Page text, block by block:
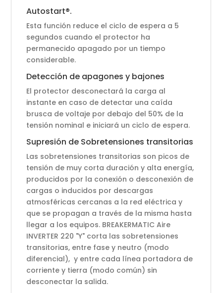
Autostart®.
Esta función reduce el ciclo de espera a 5
segundos cuando el protector ha
permanecido apagado por un tiempo
considerable.
Detección de apagones y bajones
El protector desconectará la carga al
instante en caso de detectar una caída
brusca de voltaje por debajo del 50% de la
tensión nominal e iniciará un ciclo de espera.
Supresión de Sobretensiones transitorias
Las sobretensiones transitorias son picos de
tensión de muy corta duración y alta energía,
producidos por la conexión o desconexión de
cargas o inducidos por descargas
atmosféricas cercanas a la red eléctrica y
que se propagan a través de la misma hasta
llegar a los equipos. BREAKERMATIC Aire
INVERTER 220 "Y" corta las sobretensiones
transitorias, entre fase y neutro (modo
diferencial), y entre cada línea portadora de
corriente y tierra (modo común) sin
desconectar la salida.